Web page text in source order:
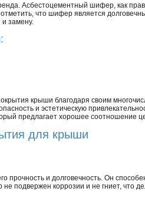
Асбестоцементный шифер, как
что шифер является
замену.
крыши благодаря своим
и эстетическую
предлагает хорошее соотношение
для крыши
и долговечность. Он
подвержен коррозии и не гниет, что